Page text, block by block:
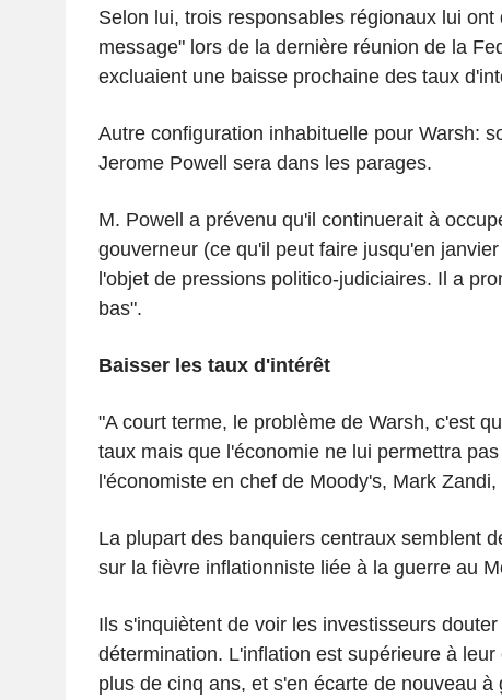
Selon lui, trois responsables régionaux lui ont
message" lors de la dernière réunion de la
excluaient une baisse prochaine des taux
Autre configuration inhabituelle pour Warsh:
Jerome Powell sera dans les parages.
M. Powell a prévenu qu'il continuerait à
gouverneur (ce qu'il peut faire jusqu'en
l'objet de pressions politico-judiciaires. Il a
bas".
Baisser les taux d'intérêt
"A court terme, le problème de Warsh, c'est
taux mais que l'économie ne lui permettra
l'économiste en chef de Moody's, Mark Zandi,
La plupart des banquiers centraux semblent
sur la fièvre inflationniste liée à la guerre au
Ils s'inquiètent de voir les investisseurs
détermination. L'inflation est supérieure à
plus de cinq ans, et s'en écarte de nouveau à